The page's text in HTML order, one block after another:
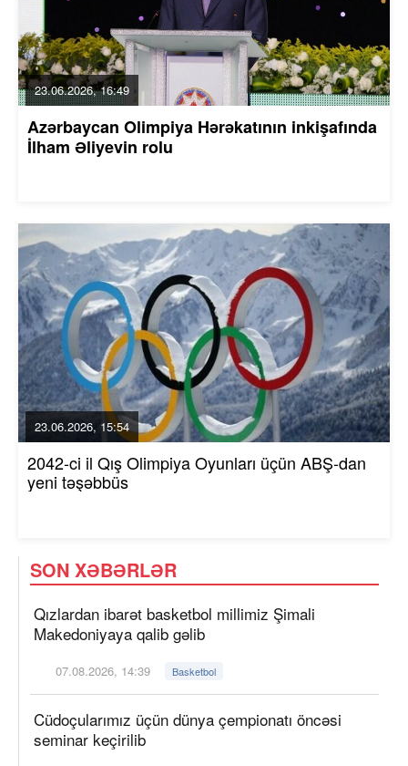
23.06.2026, 16:49
Azərbaycan Olimpiya Hərəkatının inkişafında
İlham Əliyevin rolu
23.06.2026, 15:54
2042-ci il Qış Olimpiya Oyunları üçün ABŞ-dan
yeni təşəbbüs
SON XƏBƏRLƏR
Qızlardan ibarət basketbol millimiz Şimali
Makedoniyaya qalib gəlib
07.08.2026, 14:39 Basketbol
Cüdoçularımız üçün dünya çempionatı öncəsi
seminar keçirilib